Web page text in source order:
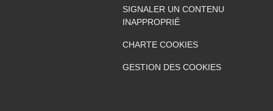
SIGNALER UN CONTENU
INAPPROPRIÉ
CHARTE COOKIES
GESTION DES COOKIES